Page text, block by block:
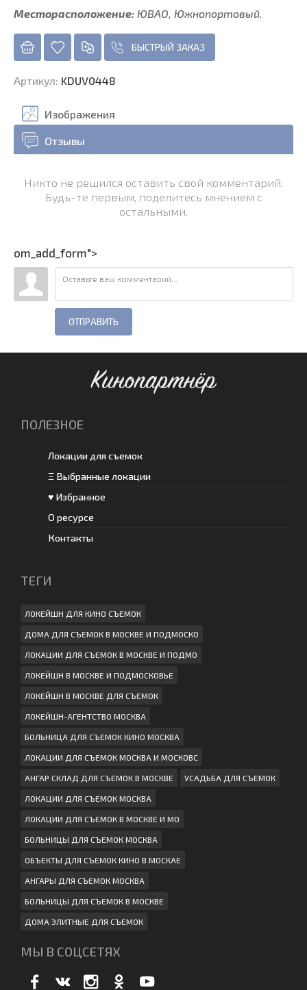
Месторасположение: ЮВАО, Южнопортовый.
БЫСТРЫЙ ЗАКАЗ
Артикул: KDUV0448
Изображения
Отзывы
Никто не решился оставить свой комментарий.
Будь-те первым, поделитесь мнением с
остальными.
om_add_form">
ОТПРАВИТЬ
Кинопартнёр
ПОЛЕЗНОЕ
Локации для съемок
Ξ Выбранные локации
♥ Избранное
О ресурсе
Контакты
ТЕГИ
ЛОКЕЙШН ДЛЯ КИНО СЪЕМОК
ДОМА ДЛЯ СЪЕМОК В МОСКВЕ И ПОДМОСКО
ЛОКАЦИИ ДЛЯ СЪЕМОК В МОСКВЕ И ПОДМО
ЛОКЕЙШН В МОСКВЕ И ПОДМОСКОВЬЕ
ЛОКЕЙШН В МОСКВЕ ДЛЯ СЪЕМОК
ЛОКЕЙШН-АГЕНТСТВО МОСКВА
БОЛЬНИЦА ДЛЯ СЪЕМОК КИНО МОСКВА
ЛОКАЦИИ ДЛЯ СЪЕМОК МОСКВА И МОСКОВС
АНГАР СКЛАД ДЛЯ СЪЕМОК В МОСКВЕ УСАДЬБА ДЛЯ СЪЕМОК
ЛОКАЦИИ ДЛЯ СЪЕМОК МОСКВА
ЛОКАЦИИ ДЛЯ СЪЕМОК В МОСКВЕ И МО
БОЛЬНИЦЫ ДЛЯ СЪЕМОК МОСКВА
ОБЪЕКТЫ ДЛЯ СЪЕМОК КИНО В МОСКАЕ
АНГАРЫ ДЛЯ СЪЕМОК МОСКВА
БОЛЬНИЦЫ ДЛЯ СЪЕМОК В МОСКВЕ
ДОМА ЭЛИТНЫЕ ДЛЯ СЪЕМОК
МЫ В СОЦСЕТЯХ